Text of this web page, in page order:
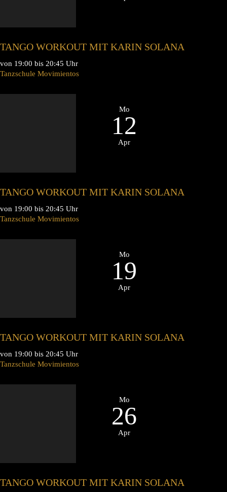
TANGO WORKOUT MIT KARIN SOLANA
von 19:00 bis 20:45 Uhr
Tanzschule Movimientos
Mo
12
Apr
TANGO WORKOUT MIT KARIN SOLANA
von 19:00 bis 20:45 Uhr
Tanzschule Movimientos
Mo
19
Apr
TANGO WORKOUT MIT KARIN SOLANA
von 19:00 bis 20:45 Uhr
Tanzschule Movimientos
Mo
26
Apr
TANGO WORKOUT MIT KARIN SOLANA